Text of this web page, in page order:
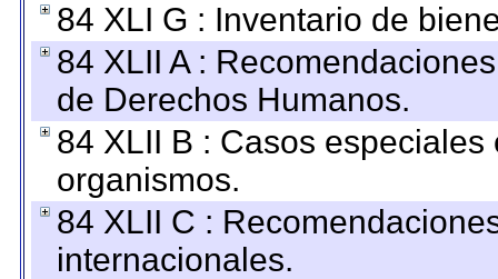
84 XLI G : Inventario de
84 XLII A :
de Derechos Humanos.
84 XLII B : Casos
organismos.
84 XLII C :
internacionales.